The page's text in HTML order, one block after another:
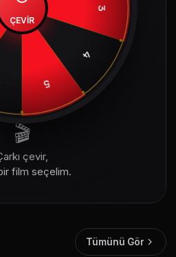
3
4
5
ÇEVİR
🎬
çevir,
film seçelim.
Tümünü Gör